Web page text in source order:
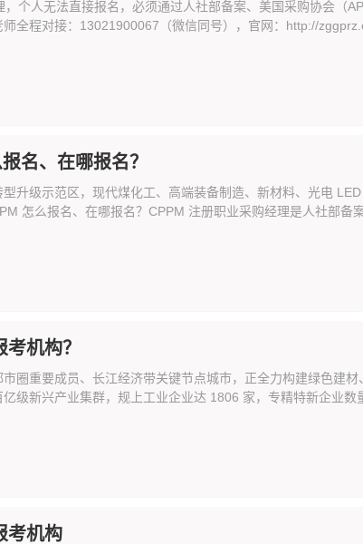
个人无法直接报名，必须通过人社部备案、美国采购协会（
全程对接：13021900067（微信同号），官网：http://
名、在哪报名？
升级示范区，现代煤化工、高端装备制造、新材料、光电
怎么报名、在哪报名？CPPM 注册职业采购经理是人社部备
机构？
圈重要成员、长江经济带关键节点城市，正全力构建绿色建
级新兴产业集群，规上工业企业达 1806 家，专精特新企业数
考机构